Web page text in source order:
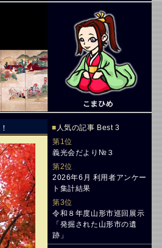
■ 人気の記事 Best 3
第1位
義光会だより№３
第2位
2026年6月 利用者アンケー
ト集計結果
第3位
令和８年度山形市巡回展示
「発掘された山形市の遺
跡」